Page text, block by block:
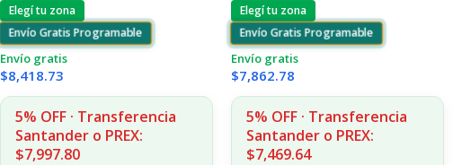
Elegí tu zona
Envío Gratis Programable
Envío gratis
$8,418.73
5% OFF · Transferencia
Santander o PREX:
$7,997.80
Elegí tu zona
Envío Gratis Programable
Envío gratis
$7,862.78
5% OFF · Transferencia
Santander o PREX:
$7,469.64